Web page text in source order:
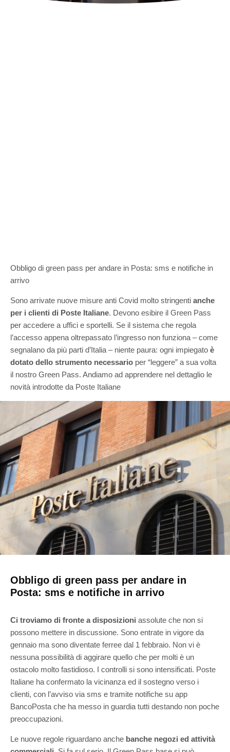
Obbligo di green pass per andare in Posta: sms e notifiche in
arrivo
Sono arrivate nuove misure anti Covid molto stringenti anche
per i clienti di Poste Italiane. Devono esibire il Green Pass
per accedere auffici e sportelli. Se il sistema che regola
l’accesso appena oltrepassato l’ingresso non funziona – come
segnalano da più parti d’Italia – niente paura: ogni impiegato è
dotato dello strumento necessario per “leggere” a sua volta
il nostro Green Pass. Andiamo ad apprendere nel dettaglio le
novità introdotte da Poste Italiane
Obbligo di green pass per andare in
Posta: sms e notifiche in arrivo
Ci troviamo di fronte adisposizioni assolute che non si
possono mettere in discussione. Sono entrate in vigore da
gennaio ma sono diventate ferree dal 1 febbraio. Non vi è
nessuna possibilità di aggirare quello che per molti è un
ostacolo molto fastidioso. I controlli si sono intensificati. Poste
Italiane ha confermato la vicinanza ed il sostegno verso i
clienti, con l’avviso via sms e tramite notifiche su app
BancoPosta che ha messo in guardia tutti destando non poche
preoccupazioni.
Le nuove regole riguardano anche banche negozi ed attività